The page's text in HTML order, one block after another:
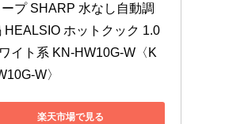
ープ SHARP 水なし自動調
HEALSIO ホットクック 1.0
イト系 KN-HW10G-W〈K
W〉
楽天市場で見る